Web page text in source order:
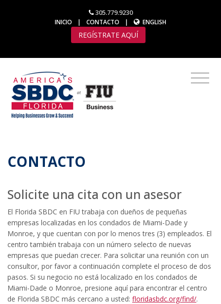
305.779.9230
INICIO | CONTACTO | ENGLISH
REGÍSTRATE AQUÍ
CONTACTO
Solicite una cita con un asesor
El Florida SBDC en FIU trabaja con dueños de pequeñas
empresas localizadas en los condados de Miami-Dade y
Monroe, y que cuentan con por lo menos tres (3) empleados. El
centro también trabaja con un número selecto de nuevas
empresas que puedan crecer. Para solicitar una reunión con un
consultor, por favor a continuación complete el proceso de dos
pasos. Si su negocio no está localizado en los condados de
Miami-Dade o Monroe, presione aquí para encontrar el centro
de Florida SBDC más cercano a usted: floridasbdc.org/find/.